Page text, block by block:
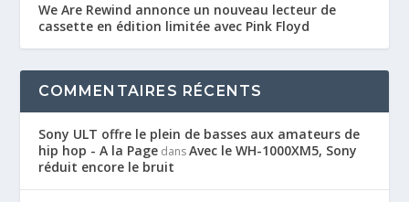
We Are Rewind annonce un nouveau lecteur de
cassette en édition limitée avec Pink Floyd
COMMENTAIRES RÉCENTS
Sony ULT offre le plein de basses aux amateurs de
hip hop - A la Page dansAvec le WH-1000XM5, Sony
réduit encore le bruit